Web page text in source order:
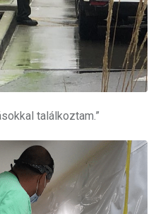
találkoztam.”